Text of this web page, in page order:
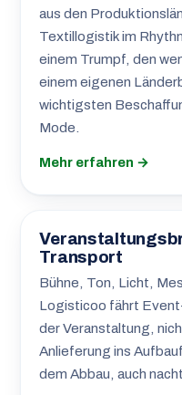
aus den
Textillogistik im
einem Trumpf, den
einem eigenen
wichtigsten
Mode.
Mehr erfahren →
Transport
Bühne, Ton, Licht,
Logisticoo fährt
der Veranstaltung,
Anlieferung ins
dem Abbau, auch